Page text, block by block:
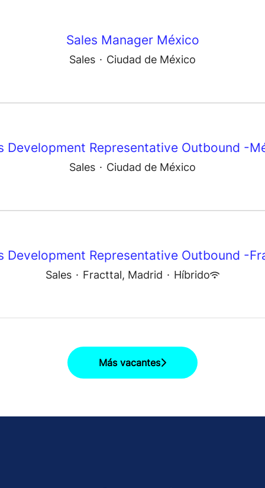
Sales Manager México
Sales · Ciudad de México
Development Representative Outbound -
Sales · Ciudad de México
Development Representative Outbound -
Sales · Fracttal, Madrid · Híbrido
Más vacantes